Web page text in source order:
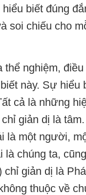
biết đúng
soi chiếu cho
nghiệm,
này. Sự hiểu
cả là những
giản dị là
là một người,
là chúng ta,
chỉ giản dị là
thuộc về